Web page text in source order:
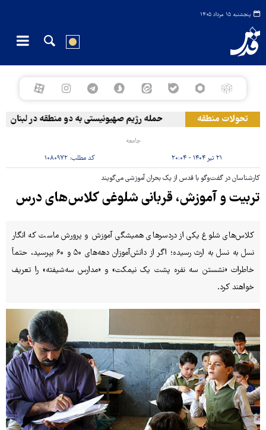
پنجشنبه ۱۵ مرداد ۱۴۰۵
تحولات منطقه حمله رژیم صهیونیستی به دو منطقه در لبنان
جامعه
۲۱ تیر ۱۴۰۴ - ۲۰:۰۴ کد مطلب:۱۰۸۰۹۷۲
کارشناسان در گفت‌وگو با قدس از یک بحران آموزشی می‌گویند
تربیت و آموزش، قربانی شلوغی کلاس‌های درس
کلاس‌های شلوغ یکی از دردسرهای همیشگی آموزش‌ و پرورش ماست که انگار
نسل به نسل به ارث رسیده؛ اگر از دانش‌آموزان دهه‌های ۵۰ و ۶۰ بپرسید، حتماً
خاطرات «نشستن سه نفره پشت یک نیمکت» و «مدارس سه‌شیفته» را تعریف
خواهند کرد.